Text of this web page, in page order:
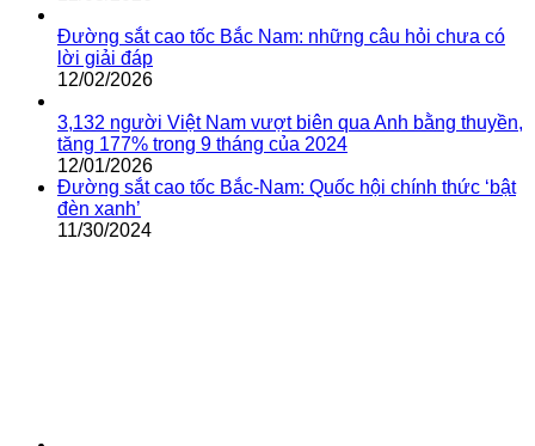
Đường sắt cao tốc Bắc Nam: những câu hỏi chưa có
lời giải đáp
12/02/2026
3,132 người Việt Nam vượt biên qua Anh bằng thuyền,
tăng 177% trong 9 tháng của 2024
12/01/2026
Đường sắt cao tốc Bắc-Nam: Quốc hội chính thức ‘bật
đèn xanh’
11/30/2024